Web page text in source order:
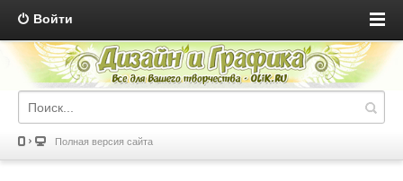
Войти
Полная версия сайта